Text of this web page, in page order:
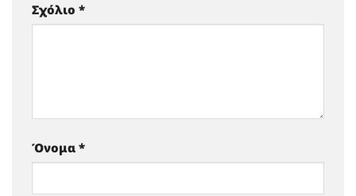
Σχόλιο *
Όνομα *